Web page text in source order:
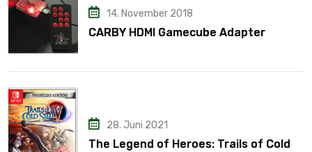
14. November 2018
CARBY HDMI Gamecube Adapter
28. Juni 2021
The Legend of Heroes: Trails of Cold